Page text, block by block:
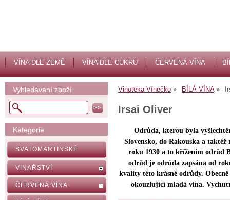
VÍNA DLE ZEMĚ VÍNA DLE CUKRU ČERVENÁ VÍNA
Vinotéka Vínečko BÍLÁ VÍNA
Irsai Oliver
Odrůda, kterou byla
Slovensko, do Rakouska a
roku 1930 a to křížením odrůd
odrůd je odrůda zapsána od
kvality této krásné odrůdy.
okouzlující mladá vína.
Vyhledávání zboží
Kategorie
SVATOMARTINSKÉ
VINAŘSTVÍ
ČERVENÁ VÍNA